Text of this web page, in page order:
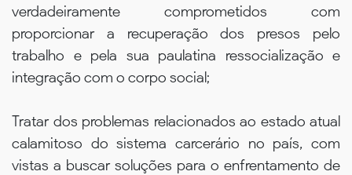
verdadeiramente comprometidos com
proporcionar a recuperação dos presos pelo
trabalho e pela sua paulatina ressocialização e
integração com o corpo social;
Tratar dos problemas relacionados ao estado atual
calamitoso do sistema carcerário no país, com
vistas a buscar soluções para o enfrentamento de